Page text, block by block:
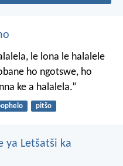
le lona le halalele
ho ngotswe, ho
ke a halalela.”
pitšo
ya Letšatši ka